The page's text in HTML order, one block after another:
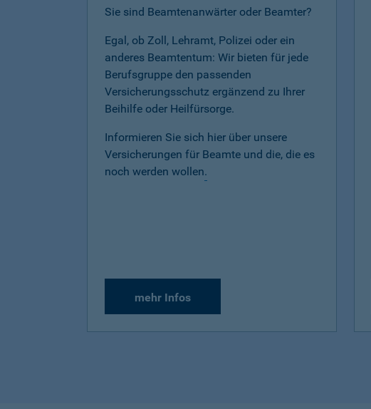
Sie sind Beamtenanwärter oder Beamter?
Egal, ob Zoll, Lehramt, Polizei oder ein
anderes Beamtentum: Wir bieten für jede
Berufsgruppe den passenden
Versicherungsschutz ergänzend zu Ihrer
Beihilfe oder Heilfürsorge.
Informieren Sie sich hier über unsere
Versicherungen für Beamte und die, die es
noch werden wollen.
mehr Infos